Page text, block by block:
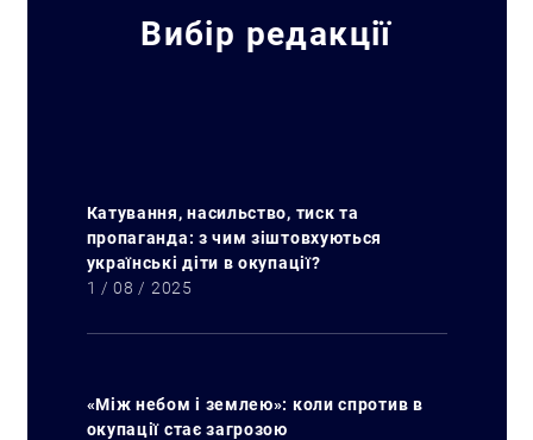
Вибір редакції
Катування, насильство, тиск та
пропаганда: з чим зіштовхуються
українські діти в окупації?
1 / 08 / 2025
«Між небом і землею»: коли спротив в
окупації стає загрозою